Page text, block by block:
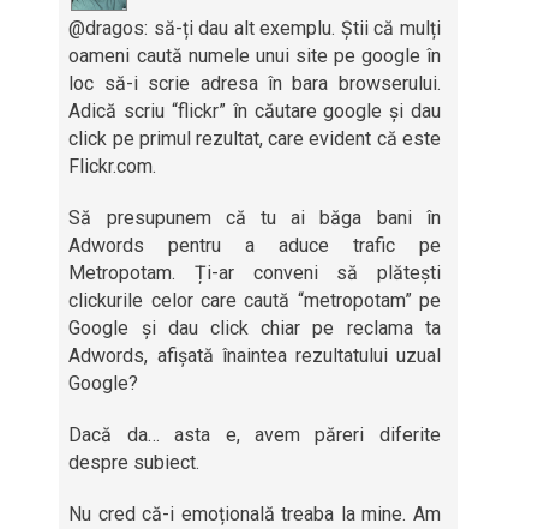
@dragos: să-ți dau alt exemplu. Știi că mulți
oameni caută numele unui site pe google în
loc să-i scrie adresa în bara browserului.
Adică scriu “flickr” în căutare google și dau
click pe primul rezultat, care evident că este
Flickr.com.
Să presupunem că tu ai băga bani în
Adwords pentru a aduce trafic pe
Metropotam. Ți-ar conveni să plătești
clickurile celor care caută “metropotam” pe
Google și dau click chiar pe reclama ta
Adwords, afișată înaintea rezultatului uzual
Google?
Dacă da… asta e, avem păreri diferite
despre subiect.
Nu cred că-i emoțională treaba la mine. Am